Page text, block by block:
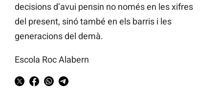
decisions d’avui pensin no només en les xifres
del present, sinó també en els barris i les
generacions del demà.
Escola Roc Alabern